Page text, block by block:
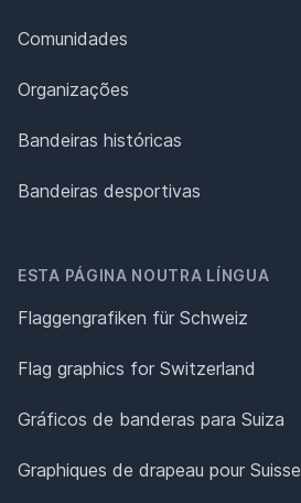
Comunidades
Organizações
Bandeiras históricas
Bandeiras desportivas
ESTA PÁGINA NOUTRA LÍNGUA
Flaggengrafiken für Schweiz
Flag graphics for Switzerland
Gráficos de banderas para Suiza
Graphiques de drapeau pour Suisse